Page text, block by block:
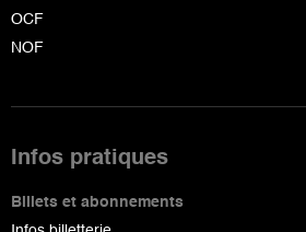
OCF
NOF
Infos pratiques
Billets et abonnements